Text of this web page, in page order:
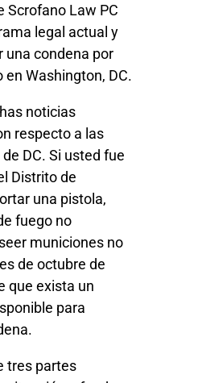
Scrofano Law PC
legal actual y
una condena por
en Washington, DC.
noticias
respecto a las
DC. Si usted fue
Distrito de
una pistola,
fuego no
municiones no
de octubre de
que exista un
para
tres partes